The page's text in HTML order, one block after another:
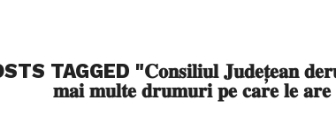
TAGGED "𝐂𝐨𝐧𝐬𝐢𝐥𝐢𝐮𝐥 𝐉𝐮𝐝𝐞𝐭̦𝐞𝐚𝐧
𝐦𝐚𝐢 𝐦𝐮𝐥𝐭𝐞 𝐝𝐫𝐮𝐦𝐮𝐫𝐢 𝐩𝐞 𝐜𝐚𝐫𝐞 𝐥𝐞 𝐚𝐫𝐞